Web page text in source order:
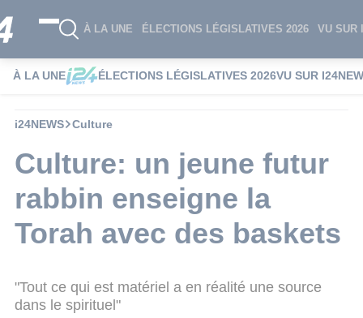
À LA UNE ÉLECTIONS LÉGISLATIVES 2026 VU SUR
À LA UNE ÉLECTIONS LÉGISLATIVES 2026VU SUR
i24NEWS Culture
Culture: un jeune futur
rabbin enseigne la
Torah avec des baskets
"Tout ce qui est matériel a en réalité une source
dans le spirituel"